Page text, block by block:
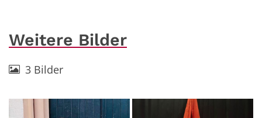
Weitere Bilder
3 Bilder